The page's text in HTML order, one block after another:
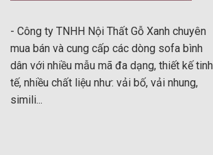
- Công ty TNHH Nội Thất Gỗ Xanh chuyên
mua bán và cung cấp các dòng sofa bình
dân với nhiều mẫu mã đa dạng, thiết kế tinh
tế, nhiều chất liệu như: vải bố, vải nhung,
simili...